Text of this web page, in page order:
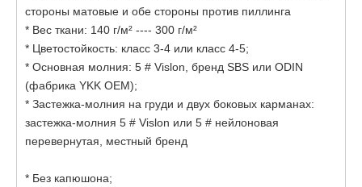
стороны матовые и обе стороны против пиллинга
* Вес ткани: 140 г/м² ---- 300 г/м²
* Цветостойкость: класс 3-4 или класс 4-5;
* Основная молния: 5 # Vislon, бренд SBS или ODIN
(фабрика YKK OEM);
* Застежка-молния на груди и двух боковых карманах:
застежка-молния 5 # Vislon или 5 # нейлоновая
перевернутая, местный бренд
* Без капюшона;